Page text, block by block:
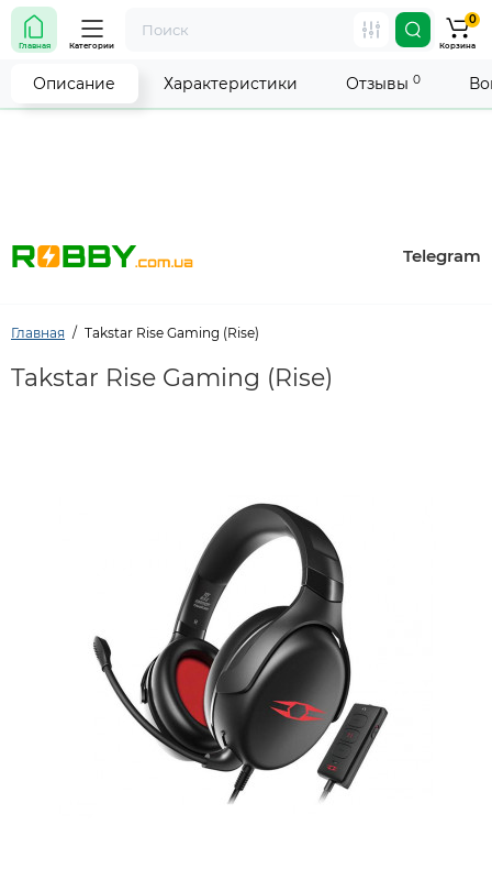
Внимание! Работа магазина временно приостановлена.
Мы делаем всё возможное, чтобы возобновить прием
заказов как можно скорее.
Telegram
Главная Категории
0
Корзина
Главная Takstar Rise Gaming (Rise)
Takstar Rise Gaming (Rise)
Описание Характеристики Отзывы 0